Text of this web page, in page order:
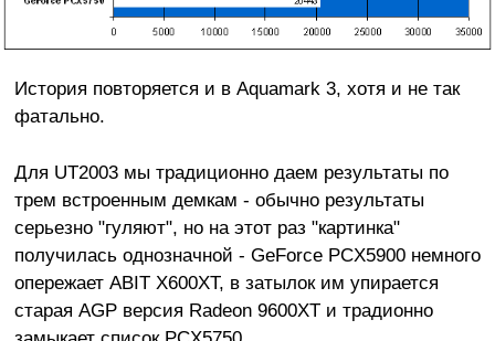
История повторяется и в Aquamark 3, хотя и не так
фатально.
Для UT2003 мы традиционно даем результаты по
трем встроенным демкам - обычно результаты
серьезно "гуляют", но на этот раз "картинка"
получилась однозначной - GeForce PCX5900 немного
опережает ABIT X600XT, в затылок им упирается
старая AGP версия Radeon 9600XT и традионно